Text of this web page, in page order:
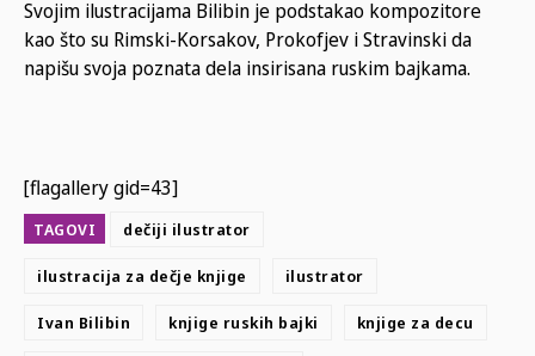
Svojim ilustracijama Bilibin je podstakao kompozitore
kao što su Rimski-Korsakov, Prokofjev i Stravinski da
napišu svoja poznata dela insirisana ruskim bajkama.
[flagallery gid=43]
TAGOVI dečiji ilustrаtor
ilustracija za dečje knjige ilustrator
Ivan Bilibin knjige ruskih bajki knjige za decu